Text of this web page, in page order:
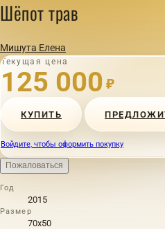
Шёпот трав
Мишута Елена
Текущая цена
125 000 ₽
КУПИТЬ
Войдите, чтобы оформить покупку
Пожаловаться
Год
2015
Размер
70х50